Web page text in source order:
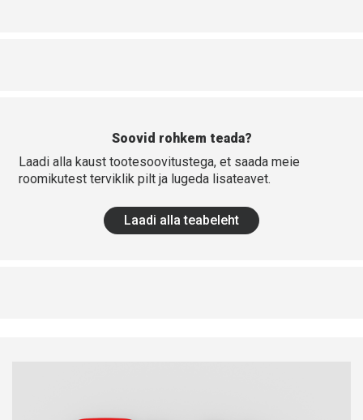
Soovid rohkem teada?
Laadi alla kaust tootesoovitustega, et saada meie
roomikutest terviklik pilt ja lugeda lisateavet.
Laadi alla teabeleht